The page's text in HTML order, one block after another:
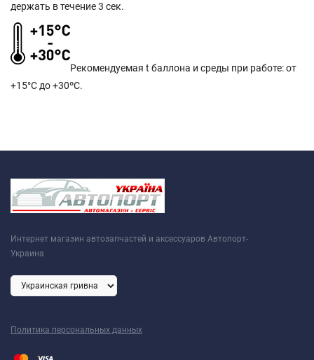
держать в течение 3 сек.
Рекомендуемая t баллона и среды при работе: от
+15°C до +30ºС.
Интернет магазин автозапчастей и аксессуаров Автопорт-
Украина
Политика персональных данных